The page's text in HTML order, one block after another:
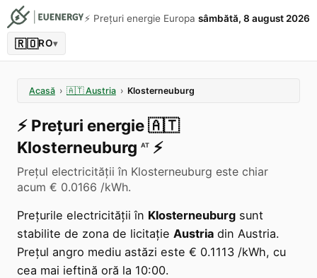
⚡️ Prețuri energie Europa sâmbătă, 8 august 2026
🇷🇴RO▾
Acasă › 🇦🇹 Austria › Klosterneuburg
⚡️ Prețuri energie🇦🇹
Klosterneuburg AT ⚡️
Prețul electricității în Klosterneuburg este chiar
acum € 0.0166 /kWh.
Prețurile electricității în Klosterneuburg sunt
stabilite de zona de licitație Austria din Austria.
Prețul angro mediu astăzi este € 0.1113 /kWh, cu
cea mai ieftină oră la 10:00.